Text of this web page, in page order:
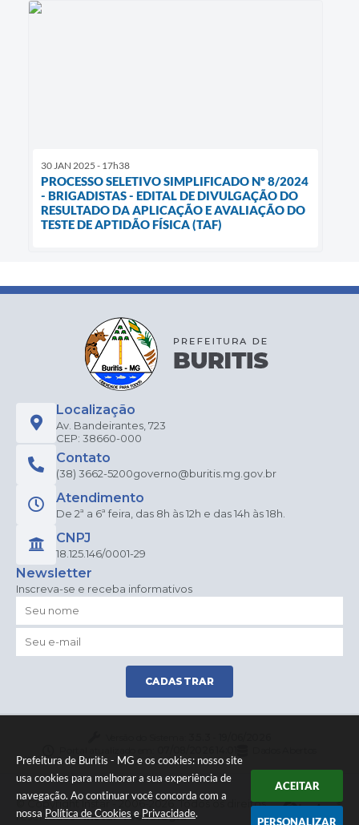
Prefeitura de Buritis - MG e os cookies: nosso site
usa cookies para melhorar a sua experiência de
navegação. Ao continuar você concorda com a
nossa Política de Cookies e Privacidade.
ACEITAR
PERSONALIZAR
30 JAN 2025 - 17h38
PROCESSO SELETIVO SIMPLIFICADO Nº 8/2024
- BRIGADISTAS - EDITAL DE DIVULGAÇÃO DO
RESULTADO DA APLICAÇÃO E AVALIAÇÃO DO
TESTE DE APTIDÃO FÍSICA (TAF)
Localização
Av. Bandeirantes, 723
CEP: 38660-000
Contato
(38) 3662-5200governo@buritis.mg.gov.br
Atendimento
De 2ª a 6ª feira, das 8h às 12h e das 14h às 18h.
CNPJ
18.125.146/0001-29
Newsletter
Inscreva-se e receba informativos
CADASTRAR
© Copyright Instar - 2006-2026. Todos os direitos
reservados -Instar Tecnologia